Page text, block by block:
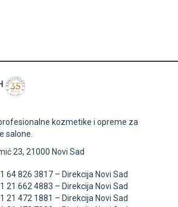
kozmetike i opreme za
salone.
23, 21000 Novi Sad
64 826 3817 – Direkcija Novi Sad
21 662 4883 – Direkcija Novi Sad
21 472 1881 – Direkcija Novi Sad